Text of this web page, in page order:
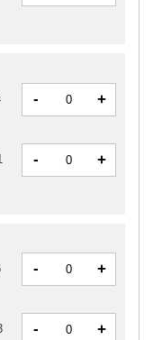
- +
- +
- +
- +